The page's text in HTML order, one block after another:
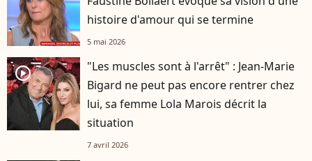
histoire d'amour qui se termine
5 mai 2026
player2
"Les muscles sont à l'arrêt" : Jean-Marie
Bigard ne peut pas encore rentrer chez
lui, sa femme Lola Marois décrit la
situation
7 avril 2026